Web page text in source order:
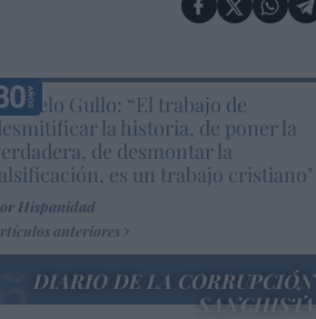
Gullo: “El trabajo de
la historia, de poner la
de desmontar la
es un trabajo cristiano"
Hispanidad
anteriores
DIARIO DE LA CORRUPCIÓN
SANCHISTA